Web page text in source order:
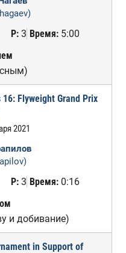
Р:3 Время:5:00
16: Flyweight Grand Prix
2021
Р:3 Время:0:16
и добивание)
in Support of